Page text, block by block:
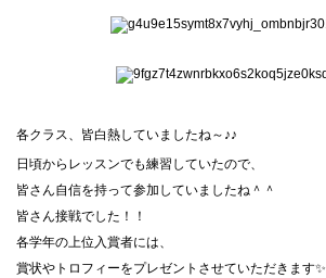
各クラス、皆白熱していましたね～♪♪
日頃からレッスンでも練習していたので、
皆さん自信を持って参加していましたね＾＾
皆さん接戦でした！！
各学年の上位入賞者には、
賞状やトロフィーをプレゼントさせていただきます✨